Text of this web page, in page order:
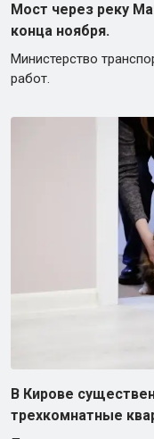
Мост через реку
конца ноября.
Министерство
работ.
В Кирове
трехкомнатные